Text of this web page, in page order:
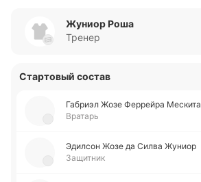
Жуниор Роша
Тренер
Стартовый состав
Га­бриэл Жозе Фе­ррей­ра Ме­ски­та
Вратарь
Эди­лсон Жозе да Силва Жуниор
Защитник